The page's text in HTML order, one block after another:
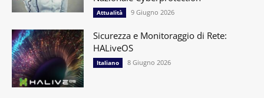
Attualità 9 Giugno 2026
Sicurezza e Monitoraggio di Rete:
HALiveOS
Italiano 8 Giugno 2026